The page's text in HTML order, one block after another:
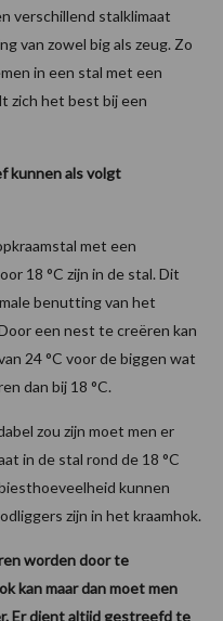
verschillend stalklimaat
van zowel big als zeug. Zo
in een stal met een
zich het best bij een
kunnen als volgt
met een
18 °C zijn in de stal. Dit
benutting van het
een nest te creëren kan
24 °C voor de biggen wat
dan bij 18 °C.
zou zijn moet men er
in de stal rond de 18 °C
kunnen
zijn in het kraamhok.
worden door te
kan maar dan moet men
Er dient altijd gestreefd te